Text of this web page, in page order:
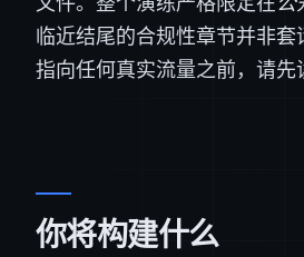
临近结尾的合规性章节并非
指向任何真实流量之前，请先
你将构建什么